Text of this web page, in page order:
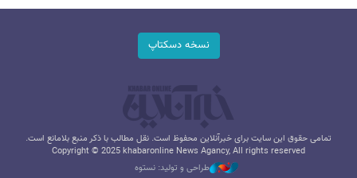
نسخه دسکتاپ
تمامی حقوق این سایت برای خبرآنلاین محفوظ است. نقل مطالب با ذکر منبع بلامانع است.
Copyright © 2025 khabaronline News Agancy, All rights reserved
طراحی و تولید: نستوه